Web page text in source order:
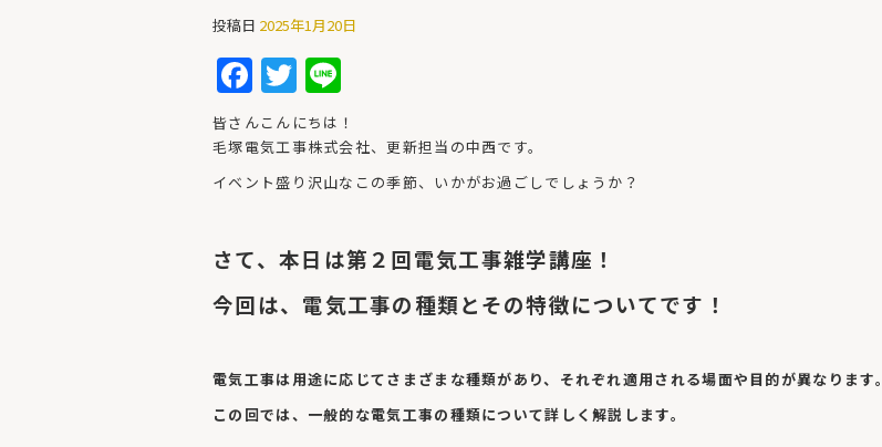
投稿日 2025年1月20日
F
a
c
e
o
o
k
T
w
itt
er
n
e
皆さんこんにちは！
毛塚電気工事株式会社、更新担当の中西です。
イベント盛り沢山なこの季節、いかがお過ごしでしょうか？
さて、本日は第２回電気工事雑学講座！
今回は、電気工事の種類とその特徴についてです！
電気工事は用途に応じてさまざまな種類があり、それぞれ適用される場面や目的が異なります。
この回では、一般的な電気工事の種類について詳しく解説します。